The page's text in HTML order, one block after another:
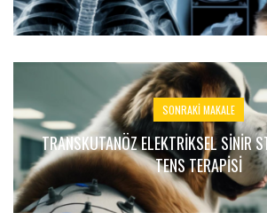
SONRAKI MAKALE
TRANSKUTANÖZ ELEKTRIKSEL SINIR
TENS TERAPISI